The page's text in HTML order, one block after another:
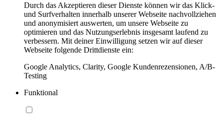
Durch das Akzeptieren dieser Dienste können wir das Klick-
und Surfverhalten innerhalb unserer Webseite nachvollziehen
und anonymisiert auswerten, um unsere Webseite zu
optimieren und das Nutzungserlebnis insgesamt laufend zu
verbessern. Mit deiner Einwilligung setzen wir auf dieser
Webseite folgende Drittdienste ein:
Google Analytics, Clarity, Google Kundenrezensionen, A/B-
Testing
Funktional